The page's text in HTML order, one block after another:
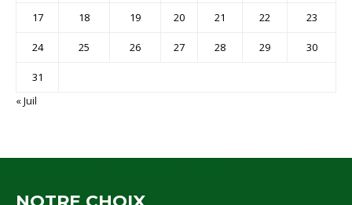
17 18 19 20 21 22 23
24 25 26 27 28 29 30
31
« Juil